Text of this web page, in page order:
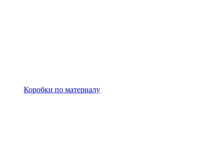
Коробки по материалу